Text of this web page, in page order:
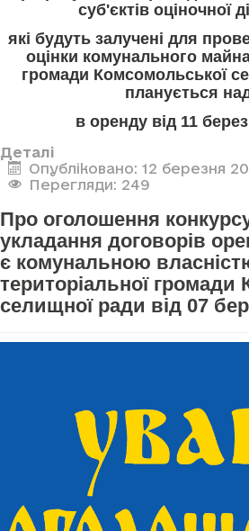
суб'єктів оціночної
які будуть залучені для
оцінки комунального
громади Комсомольської
планується
в оренду від 11
Деталі
Опубліковано: 12 березня
Перегляди: 249
Про оголошення
укладання договорів
є комунальною
територіальної громади
селищної ради від 07